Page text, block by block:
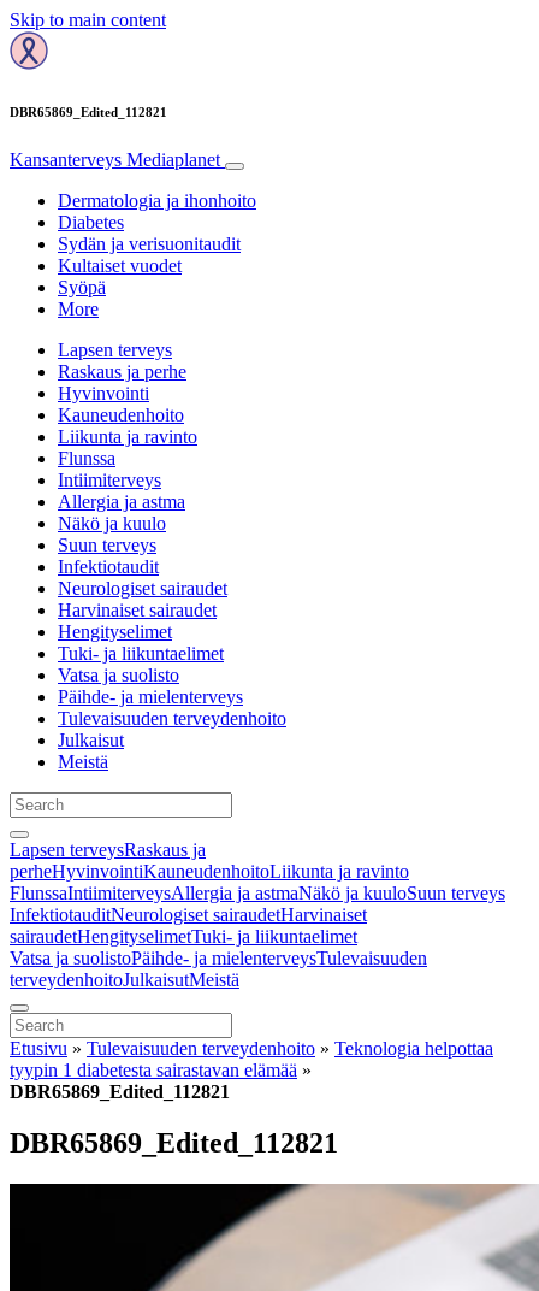
Skip to main content
DBR65869_Edited_112821
Kansanterveys Mediaplanet
Dermatologia ja ihonhoito
Diabetes
Sydän ja verisuonitaudit
Kultaiset vuodet
Syöpä
More
Lapsen terveys
Raskaus ja perhe
Hyvinvointi
Kauneudenhoito
Liikunta ja ravinto
Flunssa
Intiimiterveys
Allergia ja astma
Näkö ja kuulo
Suun terveys
Infektiotaudit
Neurologiset sairaudet
Harvinaiset sairaudet
Hengityselimet
Tuki- ja liikuntaelimet
Vatsa ja suolisto
Päihde- ja mielenterveys
Tulevaisuuden terveydenhoito
Julkaisut
Meistä
Lapsen terveysRaskaus ja
perheHyvinvointiKauneudenhoitoLiikunta ja ravinto
FlunssaIntiimiterveysAllergia ja astmaNäkö ja kuuloSuun terveys
InfektiotauditNeurologiset sairaudetHarvinaiset
sairaudetHengityselimetTuki- ja liikuntaelimet
Vatsa ja suolistoPäihde- ja mielenterveysTulevaisuuden
terveydenhoitoJulkaisutMeistä
Etusivu » Tulevaisuuden terveydenhoito » Teknologia helpottaa
tyypin 1 diabetesta sairastavan elämää »
DBR65869_Edited_112821
DBR65869_Edited_112821